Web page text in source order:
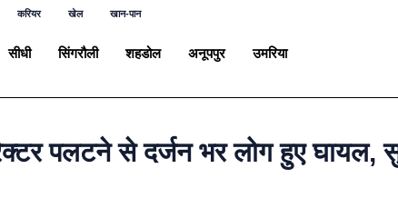
करियर खेल खान-पान
सीधी सिंगरौली शहडोल अनूपपुर उमरिया
पलटने से दर्जन भर लोग हुए घायल,